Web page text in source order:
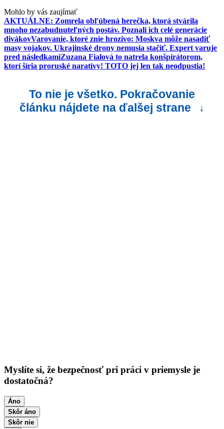
Mohlo by vás zaujímať
AKTUÁLNE: Zomrela obľúbená herečka, ktorá stvárila
mnoho nezabudnuteľných postáv. Poznali ich celé generácie
divákovVarovanie, ktoré znie hrozivo: Moskva môže nasadiť
masy vojakov. Ukrajinské drony nemusia stačiť. Expert varuje
pred následkamiZuzana Fialová to natrela konšpirátorom,
ktorí šíria proruské naratívy! TOTO jej len tak neodpustia!
To nie je všetko. Pokračovanie
článku nájdete na ďalšej strane
↓
Myslíte si, že bezpečnosť pri práci v priemysle je
dostatočná?
Áno
Skôr áno
Skôr nie